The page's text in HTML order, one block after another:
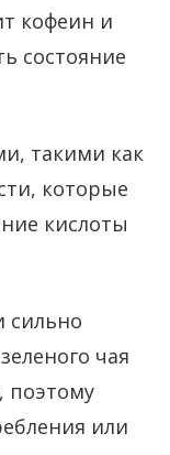
кофеин и
состояние
такими как
которые
кислоты
сильно
чая
поэтому
или